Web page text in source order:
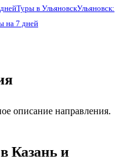
1
Туры в УльяновскУльяновск:
на 7 дней
описание направления.
Казань и